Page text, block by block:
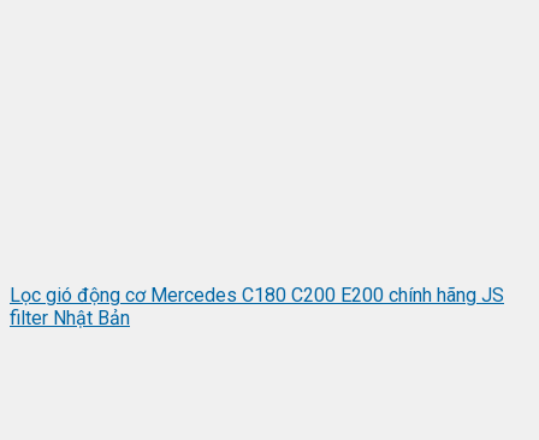
Lọc gió động cơ Mercedes C180 C200 E200 chính hãng JS
filter Nhật Bản